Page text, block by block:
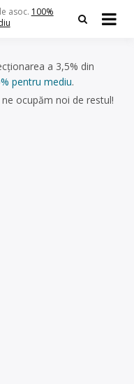
asoc. 100%
a 3,5% din
pentru mediu.
ocupăm noi de restul!